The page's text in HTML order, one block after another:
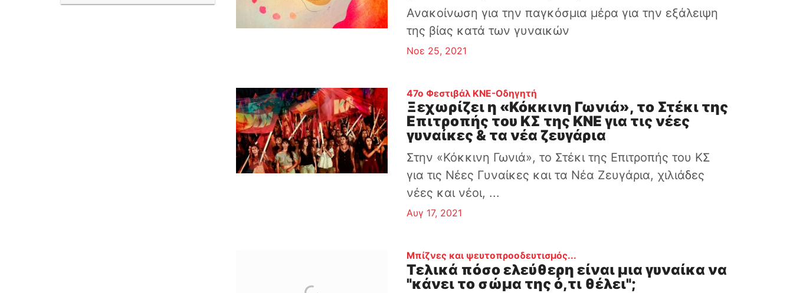
Ανακοίνωση για την παγκόσμια μέρα για την εξάλειψη
της βίας κατά των γυναικών
Νοε 25, 2021
47ο Φεστιβάλ ΚΝΕ-Οδηγητή
Ξεχωρίζει η «Κόκκινη Γωνιά», το Στέκι της
Επιτροπής του ΚΣ της ΚΝΕ για τις νέες
γυναίκες & τα νέα ζευγάρια
Στην «Κόκκινη Γωνιά», το Στέκι της Επιτροπής του ΚΣ
για τις Νέες Γυναίκες και τα Νέα Ζευγάρια, χιλιάδες
νέες και νέοι, ...
Αυγ 17, 2021
Μπίζνες και ψευτοπροοδευτισμός...
Τελικά πόσο ελεύθερη είναι μια γυναίκα να
"κάνει το σώμα της ό,τι θέλει";